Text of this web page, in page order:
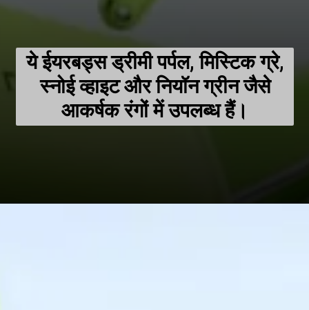
ये ईयरबड्स ड्रीमी पर्पल, मिस्टिक ग्रे,
स्नोई व्हाइट और नियॉन ग्रीन जैसे
आकर्षक रंगों में उपलब्ध हैं।